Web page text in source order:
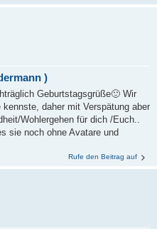
)
Geburtstagsgrüße🙂 Wir
daher mit Verspätung aber
Wohlergehen für dich /Euch..
sie noch ohne Avatare und
Rufe den Beitrag auf